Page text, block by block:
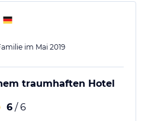
im Mai 2019
traumhaften Hotel
6 / 6